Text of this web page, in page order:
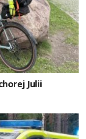
Julii